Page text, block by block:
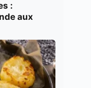
:
aux